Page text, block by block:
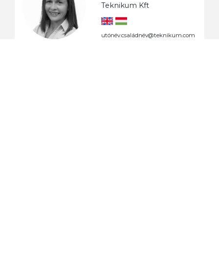
Teknikum Kft
utónév.családnév@teknikum.com